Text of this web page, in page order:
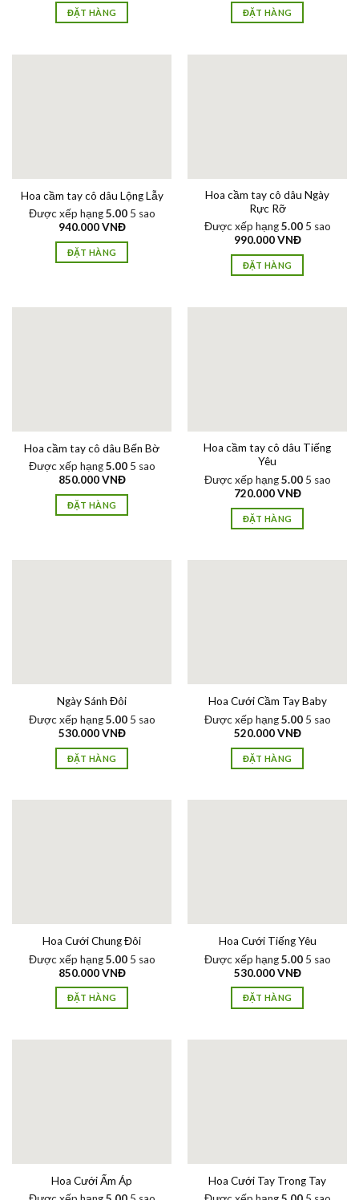
ĐẶT HÀNG ĐẶT HÀNG
Hoa cầm tay cô dâu Lộng Lẫy
Được xếp hạng5.005 sao
940.000VNĐ
ĐẶT HÀNG
Hoa cầm tay cô dâu Ngày
Rực Rỡ
Được xếp hạng5.005 sao
990.000VNĐ
ĐẶT HÀNG
Hoa cầm tay cô dâu Bến Bờ
Được xếp hạng5.005 sao
850.000VNĐ
ĐẶT HÀNG
Hoa cầm tay cô dâu Tiếng
Yêu
Được xếp hạng5.005 sao
720.000VNĐ
ĐẶT HÀNG
Ngày Sánh Đôi
Được xếp hạng5.005 sao
530.000VNĐ
ĐẶT HÀNG
Hoa Cưới Cầm Tay Baby
Được xếp hạng5.005 sao
520.000VNĐ
ĐẶT HÀNG
Hoa Cưới Chung Đôi
Được xếp hạng5.005 sao
850.000VNĐ
ĐẶT HÀNG
Hoa Cưới Tiếng Yêu
Được xếp hạng5.005 sao
530.000VNĐ
ĐẶT HÀNG
Hoa Cưới Ấm Áp
Hoa Cưới Tay Trong Tay